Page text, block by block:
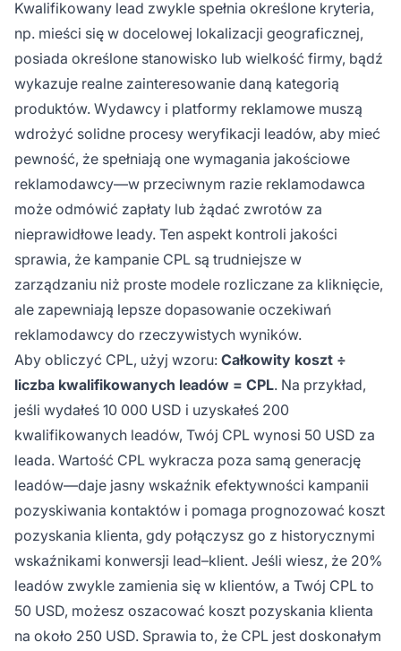
Kwalifikowany lead zwykle spełnia określone kryteria,
np. mieści się w docelowej lokalizacji geograficznej,
posiada określone stanowisko lub wielkość firmy, bądź
wykazuje realne zainteresowanie daną kategorią
produktów. Wydawcy i platformy reklamowe muszą
wdrożyć solidne procesy weryfikacji leadów, aby mieć
pewność, że spełniają one wymagania jakościowe
reklamodawcy—w przeciwnym razie reklamodawca
może odmówić zapłaty lub żądać zwrotów za
nieprawidłowe leady. Ten aspekt kontroli jakości
sprawia, że kampanie CPL są trudniejsze w
zarządzaniu niż proste modele rozliczane za kliknięcie,
ale zapewniają lepsze dopasowanie oczekiwań
reklamodawcy do rzeczywistych wyników.
Aby obliczyć CPL, użyj wzoru: Całkowity koszt ÷
liczba kwalifikowanych leadów = CPL. Na przykład,
jeśli wydałeś 10 000 USD i uzyskałeś 200
kwalifikowanych leadów, Twój CPL wynosi 50 USD za
leada. Wartość CPL wykracza poza samą generację
leadów—daje jasny wskaźnik efektywności kampanii
pozyskiwania kontaktów i pomaga prognozować koszt
pozyskania klienta, gdy połączysz go z historycznymi
wskaźnikami konwersji lead–klient. Jeśli wiesz, że 20%
leadów zwykle zamienia się w klientów, a Twój CPL to
50 USD, możesz oszacować koszt pozyskania klienta
na około 250 USD. Sprawia to, że CPL jest doskonałym